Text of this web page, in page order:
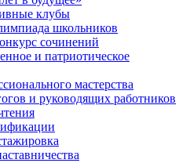
клубы
школьников
сочинений
и патриотическое
мастерства
и руководящих работников